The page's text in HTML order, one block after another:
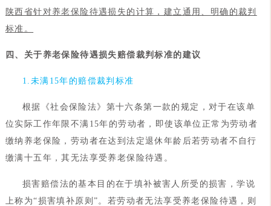
陕西省针对养老保险待遇损失的计算，建立通用、明确的裁判
标准。
四、关于养老保险待遇损失赔偿裁判标准的建议
1.未满15年的赔偿裁判标准
根据《社会保险法》第十六条第一款的规定，对于在该单
位实际工作年限不满15年的劳动者，即使该单位正常为劳动者
缴纳养老保险，劳动者在达到法定退休年龄后若劳动者不自行
缴满十五年，其无法享受养老保险待遇。
损害赔偿法的基本目的在于填补被害人所受的损害，学说
上称为“损害填补原则”。若劳动者无法享受养老保险待遇，则